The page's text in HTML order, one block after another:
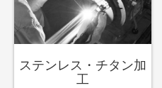
ステンレス・チタン加
工